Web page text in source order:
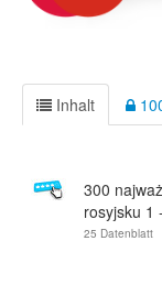
Inhalt
300
rosyjsku 1
25 Datenblatt